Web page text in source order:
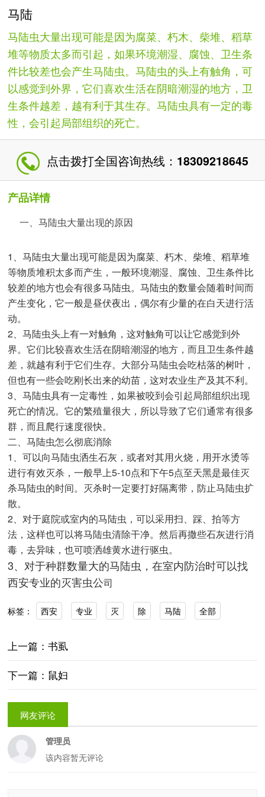
马陆
马陆虫大量出现可能是因为腐菜、朽木、柴堆、稻草
堆等物质太多而引起，如果环境潮湿、腐蚀、卫生条
件比较差也会产生马陆虫。马陆虫的头上有触角，可
以感觉到外界，它们喜欢生活在阴暗潮湿的地方，卫
生条件越差，越有利于其生存。马陆虫具有一定的毒
性，会引起局部组织的死亡。
点击拨打全国咨询热线： 18309218645
产品详情
一、马陆虫大量出现的原因
1、马陆虫大量出现可能是因为腐菜、朽木、柴堆、稻草堆
等物质堆积太多而产生，一般环境潮湿、腐蚀、卫生条件比
较差的地方也会有很多马陆虫。马陆虫的数量会随着时间而
产生变化，它一般是昼伏夜出，偶尔有少量的在白天进行活
动。
2、马陆虫头上有一对触角，这对触角可以让它感觉到外
界。它们比较喜欢生活在阴暗潮湿的地方，而且卫生条件越
差，就越有利于它们生存。大部分马陆虫会吃枯落的树叶，
但也有一些会吃刚长出来的幼苗，这对农业生产及其不利。
3、马陆虫具有一定毒性，如果被咬到会引起局部组织出现
死亡的情况。它的繁殖量很大，所以导致了它们通常有很多
群，而且爬行速度很快。
二、马陆虫怎么彻底消除
1、可以向马陆虫洒生石灰，或者对其用火烧，用开水烫等
进行有效灭杀，一般早上5-10点和下午5点至天黑是最佳灭
杀马陆虫的时间。灭杀时一定要打好隔离带，防止马陆虫扩
散。
2、对于庭院或室内的马陆虫，可以采用扫、踩、拍等方
法，这样也可以将马陆虫清除干净。然后再撒些石灰进行消
毒，去异味，也可喷洒雄黄水进行驱虫。
3、对于种群数量大的马陆虫，在室内防治时可以找
西安专业的灭害虫公司
标签： 西安 专业 灭 除 马陆 全部
上一篇：书虱
下一篇：鼠妇
网友评论
管理员
该内容暂无评论